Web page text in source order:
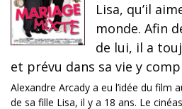
Lisa, qu’il
monde. Afin
de lui, il a
et prévu dans sa vie y
Alexandre Arcady a eu l’idée du film
de sa fille Lisa, il y a 18 ans. Le